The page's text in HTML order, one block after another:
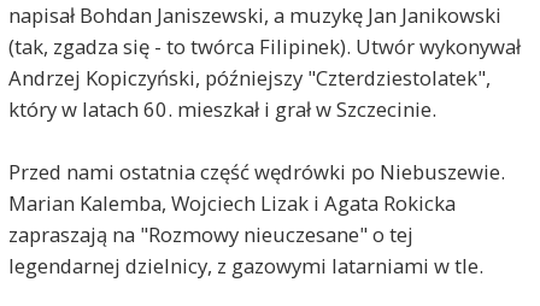
napisał Bohdan Janiszewski, a muzykę Jan Janikowski
(tak, zgadza się - to twórca Filipinek). Utwór wykonywał
Andrzej Kopiczyński, późniejszy "Czterdziestolatek",
który w latach 60. mieszkał i grał w Szczecinie.
Przed nami ostatnia część wędrówki po Niebuszewie.
Marian Kalemba, Wojciech Lizak i Agata Rokicka
zapraszają na "Rozmowy nieuczesane" o tej
legendarnej dzielnicy, z gazowymi latarniami w tle.